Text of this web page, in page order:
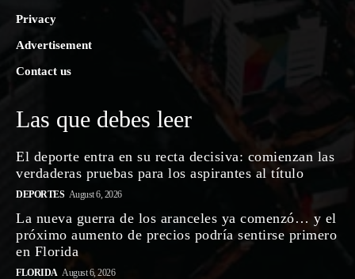
Privacy
Advertisement
Contact us
Las que debes leer
El deporte entra en su recta decisiva: comienzan las
verdaderas pruebas para los aspirantes al título
DEPORTES August 6, 2026
La nueva guerra de los aranceles ya comenzó… y el
próximo aumento de precios podría sentirse primero
en Florida
FLORIDA August 6, 2026